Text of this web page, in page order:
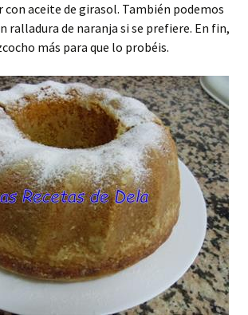
con aceite de girasol. También podemos
ralladura de naranja si se prefiere. En fin,
más para que lo probéis.